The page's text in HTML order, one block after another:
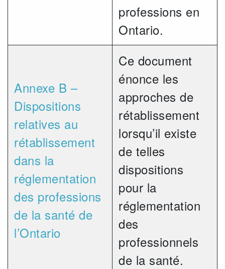
professions en
Ontario.
Annexe B –
Dispositions
relatives au
rétablissement
dans la
réglementation
des professions
de la santé de
l’Ontario
Ce document
énonce les
approches de
rétablissement
lorsqu’il existe
de telles
dispositions
pour la
réglementation
des
professionnels
de la santé.